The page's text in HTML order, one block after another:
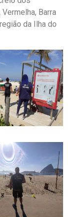
Barra
da Ilha do